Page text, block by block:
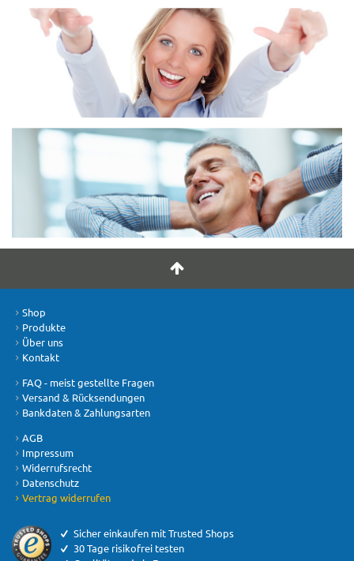
Shop
Produkte
Über uns
Kontakt
FAQ - meist gestellte Fragen
Versand & Rücksendungen
Bankdaten & Zahlungsarten
AGB
Impressum
Widerrufsrecht
Datenschutz
Vertrag widerrufen
Sicher einkaufen mit Trusted Shops
30 Tage risikofrei testen